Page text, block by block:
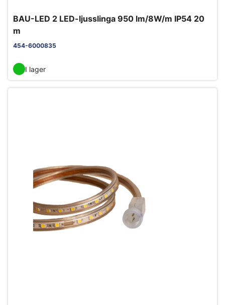
BAU-LED 2 LED-ljusslinga 950 lm/8W/m IP54 20
m
454-6000835
I lager